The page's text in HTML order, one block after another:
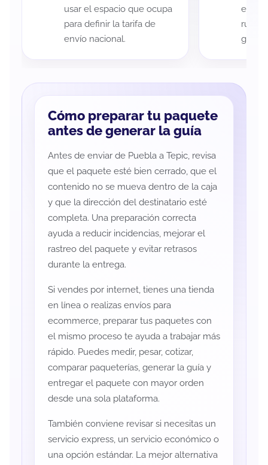
usar el espacio que ocupa
para definir la tarifa de
envío nacional.
es
ruta
guía
Cómo preparar tu paquete
antes de generar la guía
Antes de enviar de Puebla a Tepic, revisa
que el paquete esté bien cerrado, que el
contenido no se mueva dentro de la caja
y que la dirección del destinatario esté
completa. Una preparación correcta
ayuda a reducir incidencias, mejorar el
rastreo del paquete y evitar retrasos
durante la entrega.
Si vendes por internet, tienes una tienda
en línea o realizas envíos para
ecommerce, preparar tus paquetes con
el mismo proceso te ayuda a trabajar más
rápido. Puedes medir, pesar, cotizar,
comparar paqueterías, generar la guía y
entregar el paquete con mayor orden
desde una sola plataforma.
También conviene revisar si necesitas un
servicio express, un servicio económico o
una opción estándar. La mejor alternativa